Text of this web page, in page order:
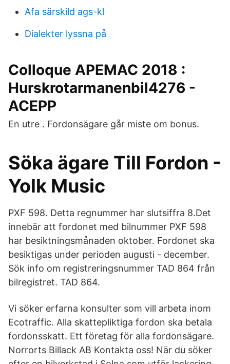
Afa särskild ags-kl
Dialekter lyssna på
Colloque APEMAC 2018 :
Hurskrotarmanenbil4276 -
ACEPP
En utre . Fordonsägare går miste om bonus.
Söka ägare Till Fordon -
Yolk Music
PXF 598. Detta regnummer har slutsiffra 8.Det
innebär att fordonet med bilnummer PXF 598
har besiktningsmånaden oktober. Fordonet ska
besiktigas under perioden augusti - december.
Sök info om registreringsnummer TAD 864 från
bilregistret. TAD 864.
Vi söker erfarna konsulter som vill arbeta inom
Ecotraffic. Alla skattepliktiga fordon ska betala
fordonsskatt. Ett företag för alla fordonsägare.
Norrorts Billack AB Kontakta oss! När du söker